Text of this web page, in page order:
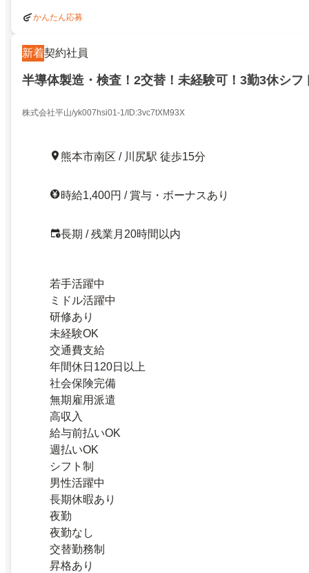
かんたん応募
新着契約社員
半導体製造・検査！2交替！未経験可！3勤3休シフ
株式会社平山/yk007hsi01-1/ID:3vc7tXM93X
熊本市南区 / 川尻駅 徒歩15分
時給1,400円 / 賞与・ボーナスあり
長期 / 残業月20時間以内
若手活躍中
ミドル活躍中
研修あり
未経験OK
交通費支給
年間休日120日以上
社会保険完備
無期雇用派遣
高収入
給与前払いOK
週払いOK
シフト制
男性活躍中
長期休暇あり
夜勤
夜勤なし
交替勤務制
昇格あり